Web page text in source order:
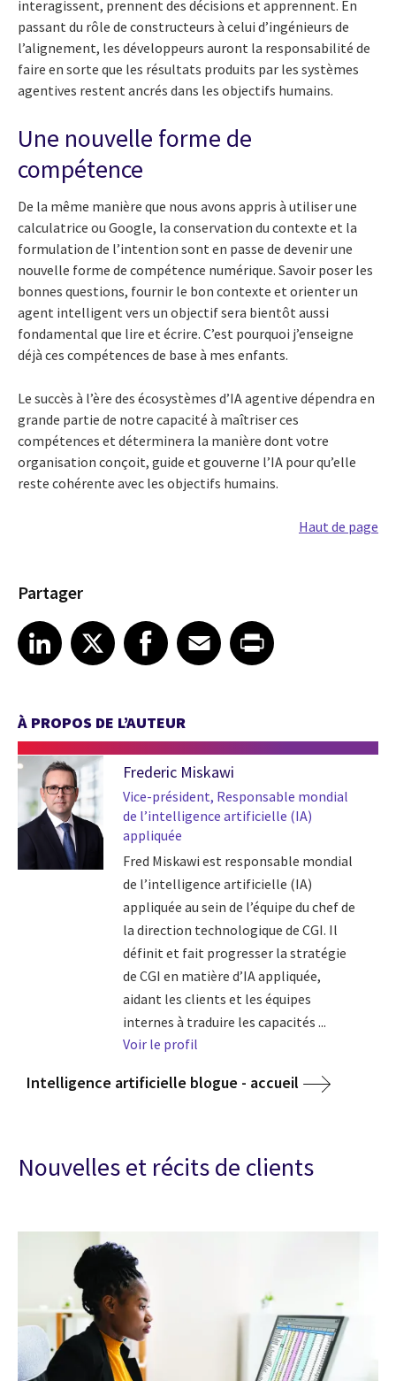
interagissent, prennent des décisions et apprennent. En
passant du rôle de constructeurs à celui d’ingénieurs de
l’alignement, les développeurs auront la responsabilité de
faire en sorte que les résultats produits par les systèmes
agentives restent ancrés dans les objectifs humains.
Une nouvelle forme de
compétence
De la même manière que nous avons appris à utiliser une
calculatrice ou Google, la conservation du contexte et la
formulation de l’intention sont en passe de devenir une
nouvelle forme de compétence numérique. Savoir poser les
bonnes questions, fournir le bon contexte et orienter un
agent intelligent vers un objectif sera bientôt aussi
fondamental que lire et écrire. C’est pourquoi j’enseigne
déjà ces compétences de base à mes enfants.
Le succès à l’ère des écosystèmes d’IA agentive dépendra en
grande partie de notre capacité à maîtriser ces
compétences et déterminera la manière dont votre
organisation conçoit, guide et gouverne l’IA pour qu’elle
reste cohérente avec les objectifs humains.
Haut de page
Partager
Share article on LinkedIn
LinkedIn
Share article on XShare article on Facebook
Facebook
Share article on Email
EmailShare article on Print
À PROPOS DE L’AUTEUR
Frederic Miskawi
Vice-président, Responsable mondial
de l’intelligence artificielle (IA)
appliquée
Fred Miskawi est responsable mondial
de l’intelligence artificielle (IA)
appliquée au sein de l’équipe du chef de
la direction technologique de CGI. Il
définit et fait progresser la stratégie
de CGI en matière d’IA appliquée,
aidant les clients et les équipes
internes à traduire les capacités ...
Voir le profil
Intelligence artificielle blogue - accueil
Nouvelles et récits de clients